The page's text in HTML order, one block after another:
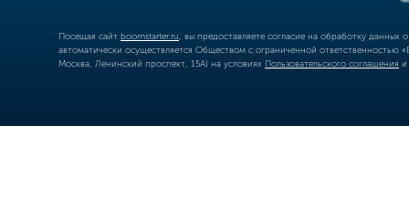
Посещая сайт boomstarter.ru , вы предоставляете согласие на обработку
автоматически осуществляется Обществом с ограниченной
Москва, Ленинский проспект, 15А) на условиях Пользовательского соглашения и